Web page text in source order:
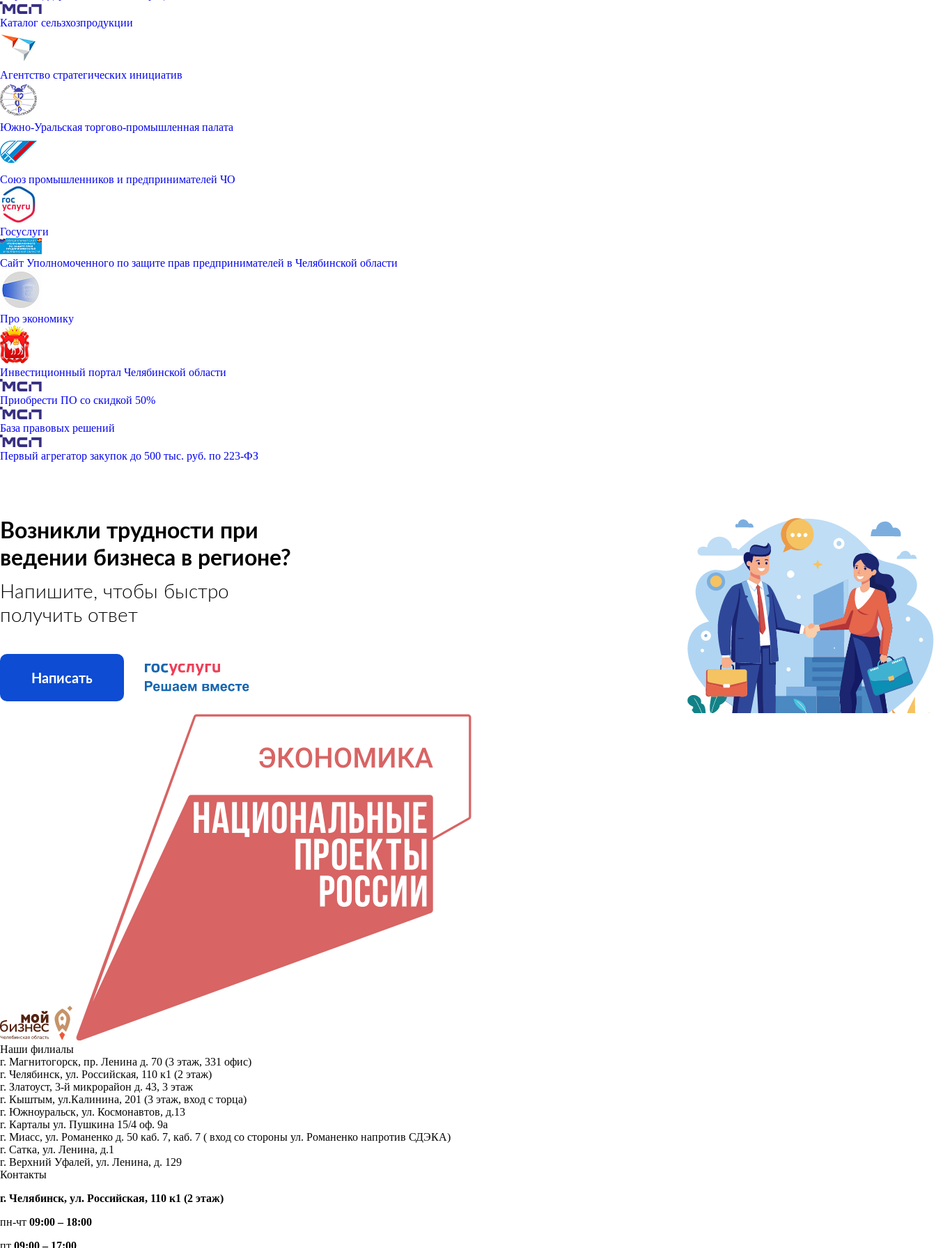
Каталог сельзхозпродукции
Агентство стратегических инициатив
Южно-Уральская торгово-промышленная палата
Союз промышленников и предпринимателей ЧО
Госуслуги
Сайт Уполномоченного по защите прав предпринимателей в Челябинской области
Про экономику
Инвестиционный портал Челябинской области
Приобрести ПО со скидкой 50%
База правовых решений
Первый агрегатор закупок до 500 тыс. руб. по 223-ФЗ
Возникли трудности при
ведении бизнеса в регионе?
Напишите, чтобы быстро
получить ответ
Написать
Наши филиалы
г. Магнитогорск, пр. Ленина д. 70 (3 этаж, 331 офис)
г. Челябинск, ул. Российская, 110 к1 (2 этаж)
г. Златоуст, 3-й микрорайон д. 43, 3 этаж
г. Кыштым, ул.Калинина, 201 (3 этаж, вход с торца)
г. Южноуральск, ул. Космонавтов, д.13
г. Карталы ул. Пушкина 15/4 оф. 9а
г. Миасс, ул. Романенко д. 50 каб. 7, каб. 7 ( вход со стороны ул. Романенко напротив СДЭКА)
г. Сатка, ул. Ленина, д.1
г. Верхний Уфалей, ул. Ленина, д. 129
Контакты
г. Челябинск, ул. Российская, 110 к1 (2 этаж)
пн-чт 09:00 – 18:00
пт 09:00 – 17:00